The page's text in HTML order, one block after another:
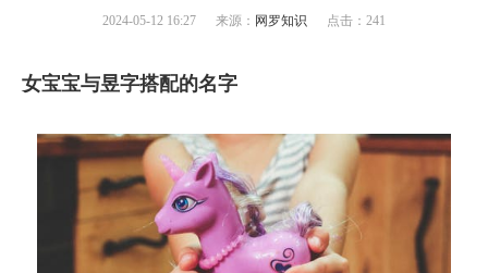
2024-05-12 16:27 来源： 网罗知识 点击： 241
女宝宝与昱字搭配的名字